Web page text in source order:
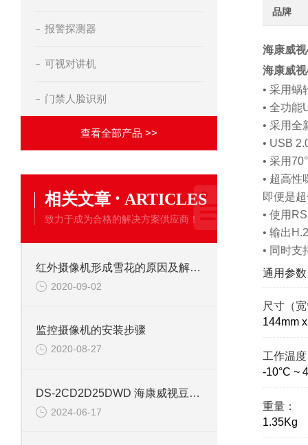
报警探测器
可视对讲机
门禁人脸识别
查看全部产品 >>
相关文章 · ARTICLES
致力于成为合格的解决方案供应商！
红外摄像机形成雪花的原因及解决办法
2020-09-02
监控摄像机的安装步骤
2020-08-27
DS-2CD2D25DWD 海康威视豆干型小孔摄像机
2024-06-17
品牌
海康威
海康威
• 采用蜗
• 全功能
• 采用全
• USB
• 采用
• 超高性
即便是
• 使用
• 输出
• 同时支
通用参数
尺寸（
144mm
工作温
-10°C ~
重量：
1.35Kg